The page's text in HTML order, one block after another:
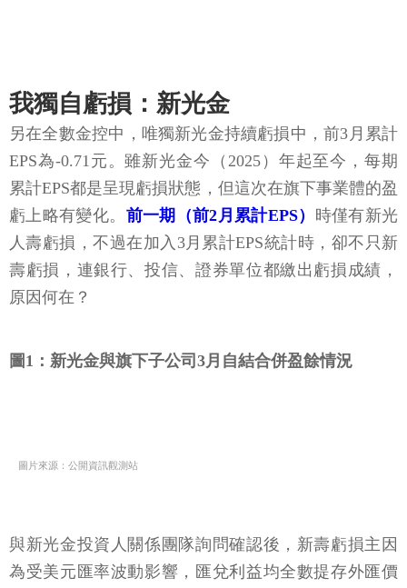
我獨自虧損：新光金
另在全數金控中，唯獨新光金持續虧損中，前3月累計
EPS為-0.71元。雖新光金今（2025）年起至今，每期
累計EPS都是呈現虧損狀態，但這次在旗下事業體的盈
虧上略有變化。 前一期（前2月累計EPS） 時僅有新光
人壽虧損，不過在加入3月累計EPS統計時，卻不只新
壽虧損，連銀行、投信、證券單位都繳出虧損成績，
原因何在？
圖1：新光金與旗下子公司3月自結合併盈餘情況
圖片來源：公開資訊觀測站
與新光金投資人關係團隊詢問確認後，新壽虧損主因
為受美元匯率波動影響，匯兌利益均全數提存外匯價